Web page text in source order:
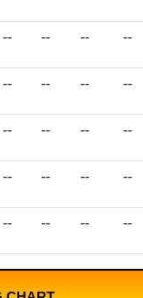
-- -- -- --
-- -- -- --
-- -- -- --
-- -- -- --
-- -- -- --